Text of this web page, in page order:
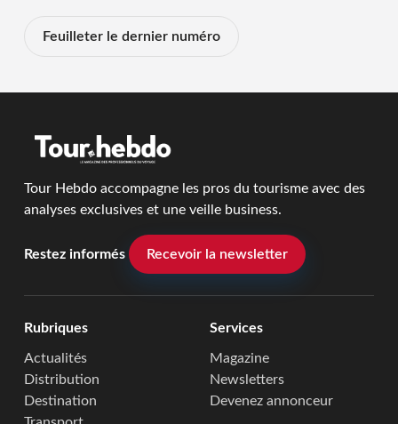
Feuilleter le dernier numéro
Tour Hebdo accompagne les pros du tourisme avec des
analyses exclusives et une veille business.
Restez informés Recevoir la newsletter
Rubriques
Actualités
Distribution
Destination
Services
Magazine
Newsletters
Devenez annonceur